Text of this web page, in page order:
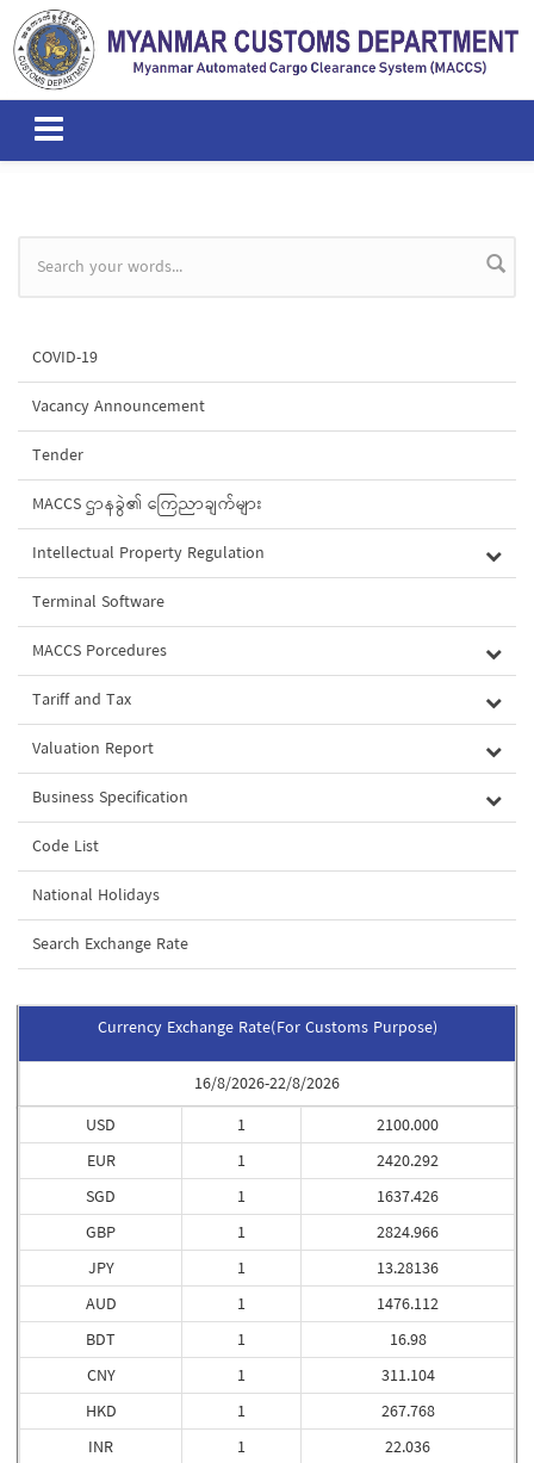
Skip to main content
Search form
COVID-19
Vacancy Announcement
Tender
MACCS ဌာနခွဲ၏ ကြေညာချက်များ
Intellectual Property Regulation
Terminal Software
MACCS Porcedures
Tariff and Tax
Valuation Report
Business Specification
Code List
National Holidays
Search Exchange Rate
Currency Exchange Rate(For Customs Purpose)
16/8/2026-22/8/2026
USD
EUR
SGD
GBP
JPY
AUD
BDT
CNY
HKD
INR
1
1
1
1
1
1
1
1
1
1
2100.000
2420.292
1637.426
2824.966
13.28136
1476.112
16.98
311.104
267.768
22.036